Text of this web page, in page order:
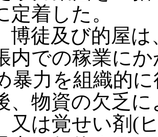
定着した。
徒及び的屋は
内での稼業に
暴力を組織的
、物資の欠乏
又は覚せい剤(